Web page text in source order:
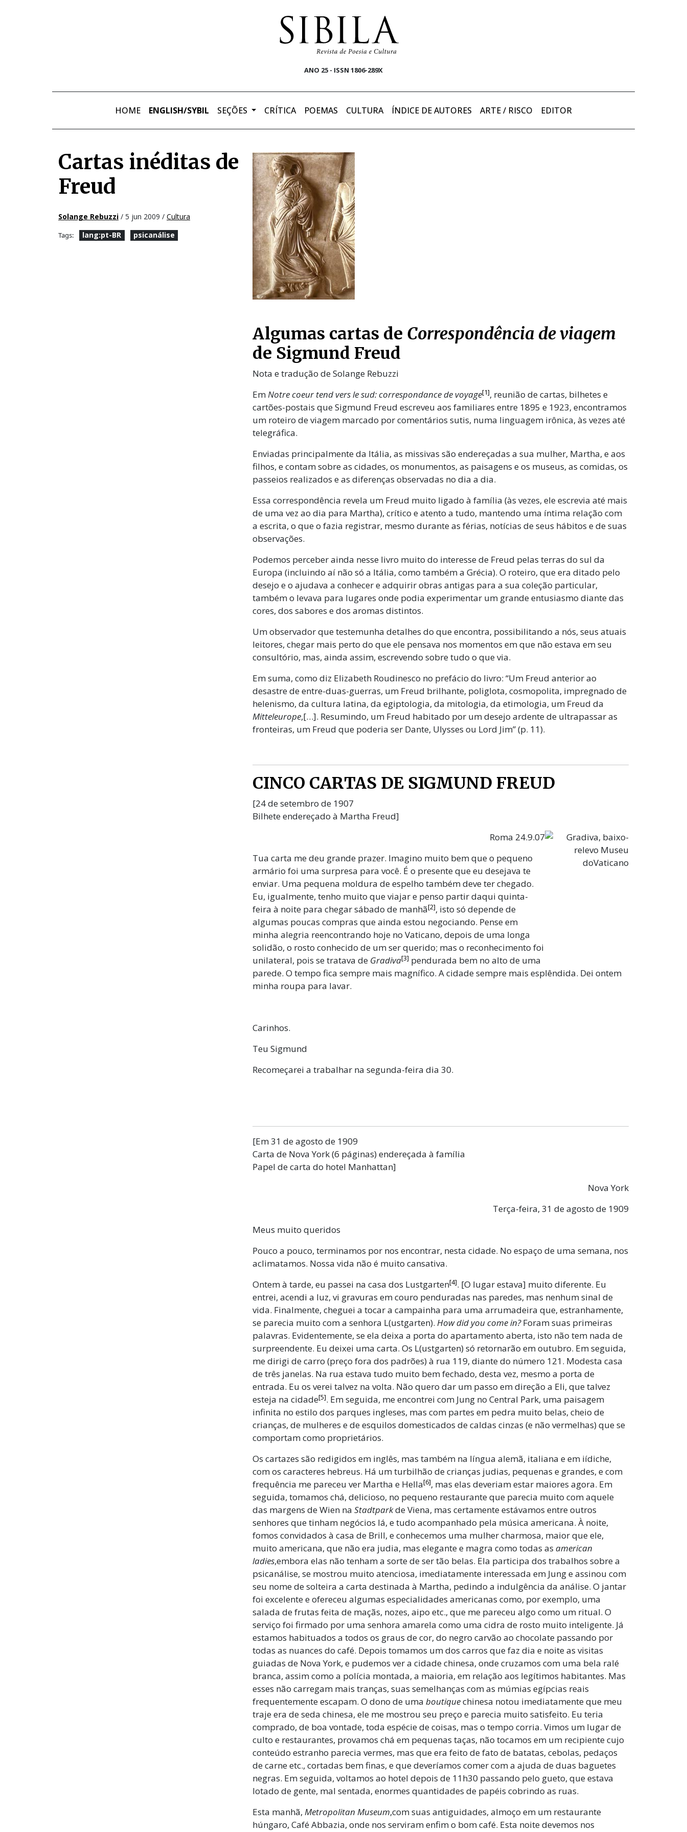
ANO 25 - ISSN 1806-289X
HOME ENGLISH/SYBIL SEÇÕES CRÍTICA POEMAS CULTURA ÍNDICE DE AUTORES ARTE / RISCO EDITOR
Cartas inéditas de
Freud
Solange Rebuzzi / 5 jun 2009 / Cultura
Tags: lang:pt-BR psicanálise
Algumas cartas de Correspondência de viagem
de Sigmund Freud
Nota e tradução de Solange Rebuzzi
EmNotre coeur tend vers le sud: correspondance de voyage[1], reunião de cartas, bilhetes e
cartões-postais que Sigmund Freud escreveu aos familiares entre 1895 e 1923, encontramos
um roteiro de viagem marcado por comentários sutis, numa linguagem irônica, às vezes até
telegráfica.
Enviadas principalmente da Itália, as missivas são endereçadas a sua mulher, Martha, e aos
filhos, e contam sobre as cidades, os monumentos, as paisagens e os museus, as comidas, os
passeios realizados e as diferenças observadas no dia a dia.
Essa correspondência revela um Freud muito ligado à família (às vezes, ele escrevia até mais
de uma vez ao dia para Martha), crítico e atento a tudo, mantendo uma íntima relação com
a escrita, o que o fazia registrar, mesmo durante as férias, notícias de seus hábitos e de suas
observações.
Podemos perceber ainda nesse livro muito do interesse de Freud pelas terras do sul da
Europa (incluindo aí não só a Itália, como também a Grécia). O roteiro, que era ditado pelo
desejo e o ajudava a conhecer e adquirir obras antigas para a sua coleção particular,
também o levava para lugares onde podia experimentar um grande entusiasmo diante das
cores, dos sabores e dos aromas distintos.
Um observador que testemunha detalhes do que encontra, possibilitando a nós, seus atuais
leitores, chegar mais perto do que ele pensava nos momentos em que não estava em seu
consultório, mas, ainda assim, escrevendo sobre tudo o que via.
Em suma, como diz Elizabeth Roudinesco no prefácio do livro: “Um Freud anterior ao
desastre de entre-duas-guerras, um Freud brilhante, poliglota, cosmopolita, impregnado de
helenismo, da cultura latina, da egiptologia, da mitologia, da etimologia, um Freud da
Mitteleurope,[…]. Resumindo, um Freud habitado por um desejo ardente de ultrapassar as
fronteiras, um Freud que poderia ser Dante, Ulysses ou Lord Jim” (p. 11).
CINCO CARTAS DE SIGMUND FREUD
[24 de setembro de 1907
Bilhete endereçado à Martha Freud]
Roma 24.9.07
Tua carta me deu grande prazer. Imagino muito bem que o pequeno
armário foi uma surpresa para você. É o presente que eu desejava te
enviar. Uma pequena moldura de espelho também deve ter chegado.
Eu, igualmente, tenho muito que viajar e penso partir daqui quinta-
feira à noite para chegar sábado de manhã[2], isto só depende de
algumas poucas compras que ainda estou negociando. Pense em
minha alegria reencontrando hoje no Vaticano, depois de uma longa
solidão, o rosto conhecido de um ser querido; mas o reconhecimento foi
unilateral, pois se tratava de Gradiva[3] pendurada bem no alto de uma
parede. O tempo fica sempre mais magnífico. A cidade sempre mais esplêndida. Dei ontem
minha roupa para lavar.
Carinhos.
Teu Sigmund
Recomeçarei a trabalhar na segunda-feira dia 30.
[Em 31 de agosto de 1909
Carta de Nova York (6 páginas) endereçada à família
Papel de carta do hotel Manhattan]
Nova York
Terça-feira, 31 de agosto de 1909
Meus muito queridos
Pouco a pouco, terminamos por nos encontrar, nesta cidade. No espaço de uma semana, nos
aclimatamos. Nossa vida não é muito cansativa.
Ontem à tarde, eu passei na casa dos Lustgarten[4]. [O lugar estava] muito diferente. Eu
entrei, acendi a luz, vi gravuras em couro penduradas nas paredes, mas nenhum sinal de
vida. Finalmente, cheguei a tocar a campainha para uma arrumadeira que, estranhamente,
se parecia muito com a senhora L(ustgarten). How did you come in?Foram suas primeiras
palavras. Evidentemente, se ela deixa a porta do apartamento aberta, isto não tem nada de
surpreendente. Eu deixei uma carta. Os L(ustgarten) só retornarão em outubro. Em seguida,
me dirigi de carro (preço fora dos padrões) à rua 119, diante do número 121. Modesta casa
de três janelas. Na rua estava tudo muito bem fechado, desta vez, mesmo a porta de
entrada. Eu os verei talvez na volta. Não quero dar um passo em direção a Eli, que talvez
esteja na cidade[5]. Em seguida, me encontrei com Jung no Central Park, uma paisagem
infinita no estilo dos parques ingleses, mas com partes em pedra muito belas, cheio de
crianças, de mulheres e de esquilos domesticados de caldas cinzas (e não vermelhas) que se
comportam como proprietários.
Os cartazes são redigidos em inglês, mas também na língua alemã, italiana e em iídiche,
com os caracteres hebreus. Há um turbilhão de crianças judias, pequenas e grandes, e com
frequência me pareceu ver Martha e Hella[6], mas elas deveriam estar maiores agora. Em
seguida, tomamos chá, delicioso, no pequeno restaurante que parecia muito com aquele
das margens de Wien na Stadtparkde Viena, mas certamente estávamos entre outros
senhores que tinham negócios lá, e tudo acompanhado pela música americana. À noite,
fomos convidados à casa de Brill, e conhecemos uma mulher charmosa, maior que ele,
muito americana, que não era judia, mas elegante e magra como todas as american
ladies,embora elas não tenham a sorte de ser tão belas. Ela participa dos trabalhos sobre a
psicanálise, se mostrou muito atenciosa, imediatamente interessada em Jung e assinou com
seu nome de solteira a carta destinada à Martha, pedindo a indulgência da análise. O jantar
foi excelente e ofereceu algumas especialidades americanas como, por exemplo, uma
salada de frutas feita de maçãs, nozes, aipo etc., que me pareceu algo como um ritual. O
serviço foi firmado por uma senhora amarela como uma cidra de rosto muito inteligente. Já
estamos habituados a todos os graus de cor, do negro carvão ao chocolate passando por
todas as nuances do café. Depois tomamos um dos carros que faz dia e noite as visitas
guiadas de Nova York, e pudemos ver a cidade chinesa, onde cruzamos com uma bela ralé
branca, assim como a polícia montada, a maioria, em relação aos legítimos habitantes. Mas
esses não carregam mais tranças, suas semelhanças com as múmias egípcias reais
frequentemente escapam. O dono de uma boutiquechinesa notou imediatamente que meu
traje era de seda chinesa, ele me mostrou seu preço e parecia muito satisfeito. Eu teria
comprado, de boa vontade, toda espécie de coisas, mas o tempo corria. Vimos um lugar de
culto e restaurantes, provamos chá em pequenas taças, não tocamos em um recipiente cujo
conteúdo estranho parecia vermes, mas que era feito de fato de batatas, cebolas, pedaços
de carne etc., cortadas bem finas, e que deveríamos comer com a ajuda de duas baguetes
negras. Em seguida, voltamos ao hotel depois de 11h30 passando pelo gueto, que estava
lotado de gente, mal sentada, enormes quantidades de papéis cobrindo as ruas.
Esta manhã, Metropolitan Museum,com suas antiguidades, almoço em um restaurante
húngaro, Café Abbazia, onde nos serviram enfim o bom café. Esta noite devemos nos